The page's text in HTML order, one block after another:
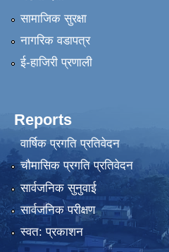
सामाजिक सुरक्षा
नागरिक वडापत्र
ई-हाजिरी प्रणाली
Reports
वार्षिक प्रगति प्रतिवेदन
चौमासिक प्रगति प्रतिवेदन
सार्वजनिक सुनुवाई
सार्वजनिक परीक्षण
स्वत: प्रकाशन